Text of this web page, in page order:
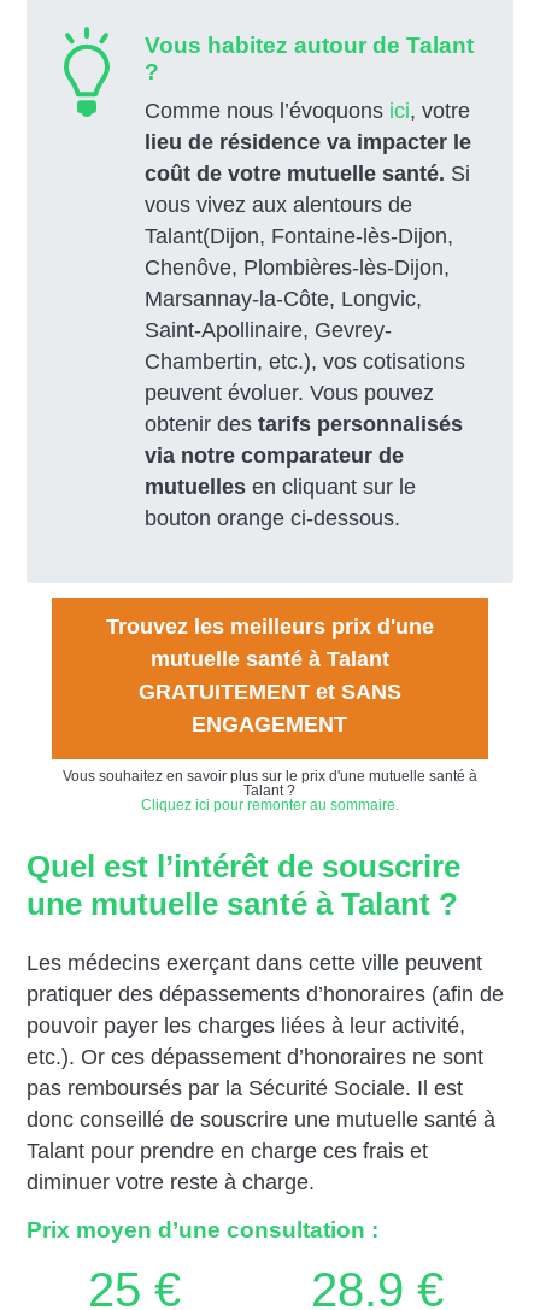
Vous habitez autour de Talant
?
Comme nous l’évoquons ici, votre
lieu de résidence va impacter le
coût de votre mutuelle santé. Si
vous vivez aux alentours de
Talant(Dijon, Fontaine-lès-Dijon,
Chenôve, Plombières-lès-Dijon,
Marsannay-la-Côte, Longvic,
Saint-Apollinaire, Gevrey-
Chambertin, etc.), vos cotisations
peuvent évoluer. Vous pouvez
obtenir destarifs personnalisés
via notre comparateur de
mutuelles en cliquant sur le
bouton orange ci-dessous.
Trouvez les meilleurs prix d'une
mutuelle santé à Talant
GRATUITEMENT et SANS
ENGAGEMENT
Vous souhaitez en savoir plus sur le prix d'une mutuelle santé à
Talant ?
Cliquez ici pour remonter au sommaire.
Quel est l’intérêt de souscrire
une mutuelle santé à Talant ?
Les médecins exerçant dans cette ville peuvent
pratiquer des dépassements d’honoraires (afin de
pouvoir payer les charges liées à leur activité,
etc.). Or ces dépassement d’honoraires ne sont
pas remboursés par la Sécurité Sociale. Il est
donc conseillé de souscrire une mutuelle santé à
Talant pour prendre en charge ces frais et
diminuer votre reste à charge.
Prix moyen d’une consultation :
25 € 28.9 €